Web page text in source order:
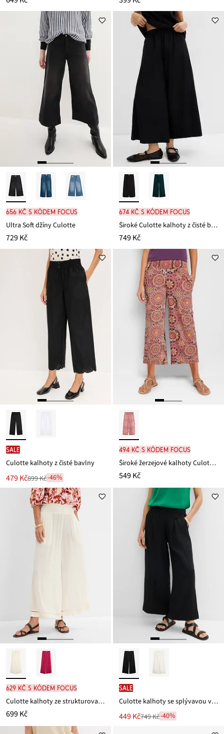
656 Kč s kódem FOCUS
Ultra Soft džíny Culotte
729 Kč
674 Kč s kódem FOCUS
Široké Culotte kalhoty z čisté bavlny
749 Kč
SALE
Culotte kalhoty z čisté bavlny
Nová
cena
479 Kč
Zlevněno899 Kč-46%
494 Kč s kódem FOCUS
Široké žerzejové kalhoty Culotte se širokým nasmokovaným pasem, 7/8 délka
549 Kč
629 Kč s kódem FOCUS
Culotte kalhoty ze strukturované viskózy
699 Kč
SALE
Culotte kalhoty se splývavou viskózou
Nová
449 Kč
Zlevněno749 Kč-40%